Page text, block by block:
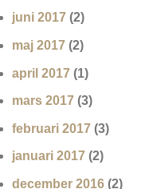
juni 2017 (2)
maj 2017 (2)
april 2017 (1)
mars 2017 (3)
februari 2017 (3)
januari 2017 (2)
december 2016 (2)